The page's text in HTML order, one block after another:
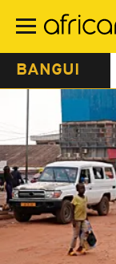
contenu
BANGUI